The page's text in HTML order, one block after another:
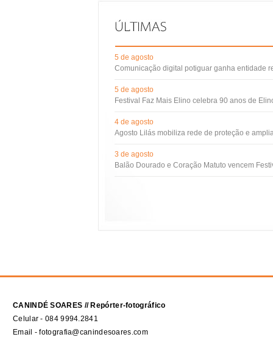
5 de agosto
Comunicação digital potiguar ganha entidade
5 de agosto
Festival Faz Mais Elino celebra 90 anos de
4 de agosto
Agosto Lilás mobiliza rede de proteção e
3 de agosto
Balão Dourado e Coração Matuto vencem
CANINDÉ SOARES // Repórter-fotográfico
Celular - 084 9994.2841
Email - fotografia@canindesoares.com